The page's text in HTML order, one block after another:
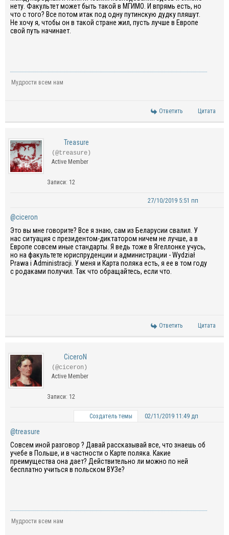
нету. Факультет может быть такой в МГИМО. И впрямь есть, но
что с того? Все потом итак под одну путинскую дудку пляшут.
Не хочу я, чтобы он в такой стране жил, пусть лучше в Европе
свой путь начинает.
Мудрости всем нам
Ответить Цитата
Treasure
(@treasure)
Active Member
Записи: 12
27/10/2019 5:51 пп
@ciceron
Это вы мне говорите? Все я знаю, сам из Беларусии свалил. У
нас ситуация с президентом-диктатором ничем не лучше, а в
Европе совсем иные стандарты. Я ведь тоже в Ягеллонке учусь,
но на факультете юриспруденции и администрации - Wydział
Prawa i Administracji. У меня и Карта поляка есть, я ее в том году
с родаками получил. Так что обращайтесь, если что.
Ответить Цитата
CiceroN
(@ciceron)
Active Member
Записи: 12
Создатель темы 02/11/2019 11:49 дп
@treasure
Совсем иной разговор ? Давай рассказывай все, что знаешь об
учебе в Польше, и в частности о Карте поляка. Какие
преимущества она дает? Действительно ли можно по ней
бесплатно учиться в польском ВУЗе?
Мудрости всем нам